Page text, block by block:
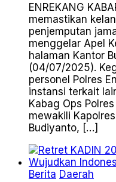
ENREKANG
memastikan
penjemputan
menggelar Apel
halaman Kantor
(04/07/2025).
personel Polres
instansi terkait
Kabag Ops
mewakili
Budiyanto, […]
Berita Daerah